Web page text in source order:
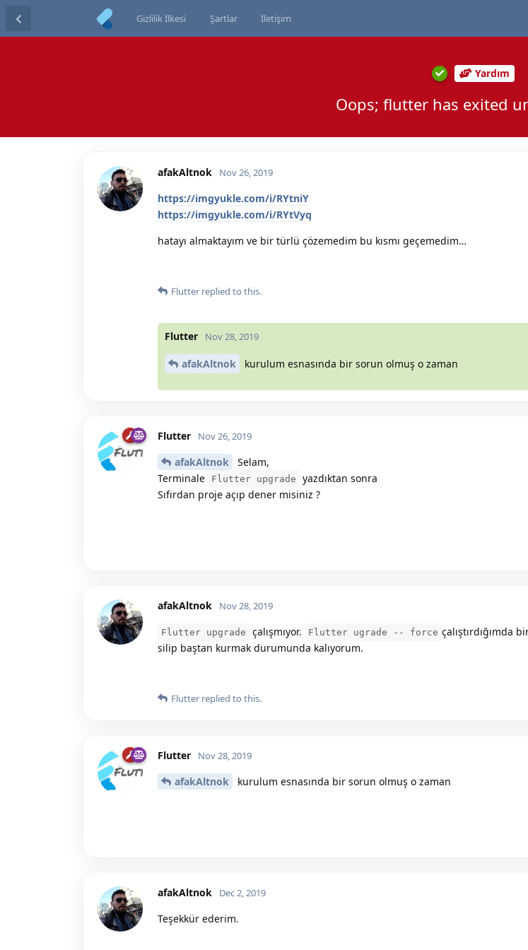
Gizlilik İlkesi Şartlar İletişim
Yardım
Oops; flutter has exited
afakAltnok Nov 26, 2019
https://imgyukle.com/i/RYtniY
https://imgyukle.com/i/RYtVyq
hatayı almaktayım ve bir türlü çözemedim bu kısmı geçemedim…
Flutter replied to this.
Flutter Nov 28, 2019
afakAltnok kurulum esnasında bir sorun olmuş o zaman
Flutter Nov 26, 2019
afakAltnok
Selam,
Terminale
Flutter upgrade
yazdıktan sonra
Sıfırdan proje açıp dener misiniz ?
afakAltnok Nov 28, 2019
Flutter upgrade çalışmıyor. Flutter ugrade -- force çalıştırdığımda
silip baştan kurmak durumunda kalıyorum.
Flutter replied to this.
Flutter Nov 28, 2019
afakAltnok kurulum esnasında bir sorun olmuş o zaman
afakAltnok Dec 2, 2019
Teşekkür ederim.